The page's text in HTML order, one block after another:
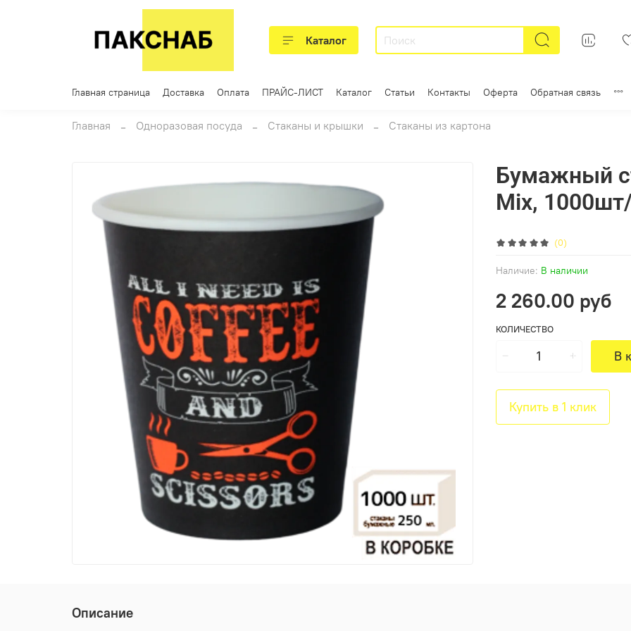
Каталог
Главная страница Доставка Оплата ПРАЙС-ЛИСТ Каталог Статьи Контакты Оферта Обратная связь
Главная Одноразовая посуда Стаканы и крышки Стаканы из картона
(0)
Наличие: В наличии
Бумажный
Mix,
2 260.00 руб
КОЛИЧЕСТВО
В
Купить в 1 клик
Описание